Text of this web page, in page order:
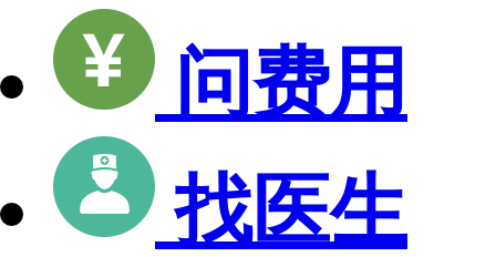
问费用
找医生